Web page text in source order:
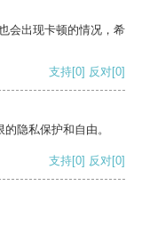
会出现卡顿的情况，希
支持[0] 反对[0]
隐私保护和自由。
支持[0] 反对[0]